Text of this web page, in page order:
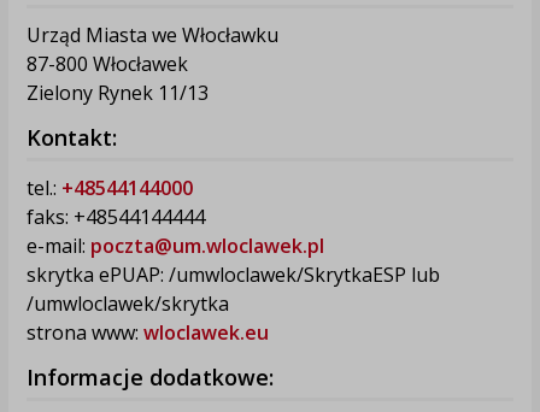
Urząd Miasta we Włocławku
87-800 Włocławek
Zielony Rynek 11/13
Kontakt:
tel.: +48544144000
faks: +48544144444
e-mail: poczta@um.wloclawek.pl
skrytka ePUAP: /umwloclawek/SkrytkaESP lub
/umwloclawek/skrytka
strona www: wloclawek.eu
Informacje dodatkowe: